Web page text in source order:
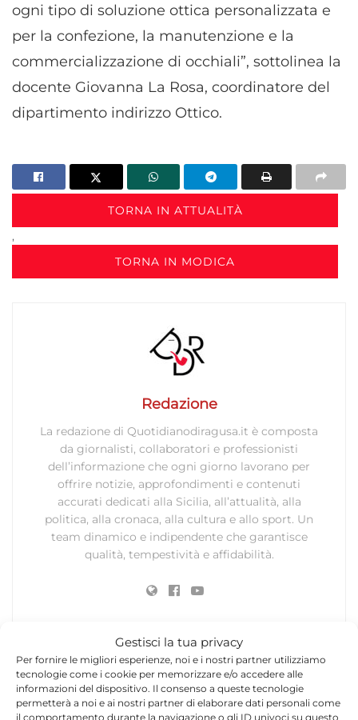
Gestisci la tua privacy
Per fornire le migliori esperienze, noi e i nostri partner utilizziamo
tecnologie come i cookie per memorizzare e/o accedere alle
informazioni del dispositivo. Il consenso a queste tecnologie
permetterà a noi e ai nostri partner di elaborare dati personali come
il comportamento durante la navigazione o gli ID univoci su questo
ogni tipo di soluzione ottica personalizzata e
per la confezione, la manutenzione e la
commercializzazione di occhiali”, sottolinea la
docente Giovanna La Rosa, coordinatore del
dipartimento indirizzo Ottico.
TORNA IN ATTUALITÀ
,
TORNA IN MODICA
Redazione
La redazione di Quotidianodiragusa.it è composta
da giornalisti, collaboratori e professionisti
dell’informazione che ogni giorno lavorano per
offrire notizie, approfondimenti e contenuti
accurati dedicati alla Sicilia, all’attualità, alla
politica, alla cronaca, alla cultura e allo sport. Un
team dinamico e indipendente che garantisce
qualità, tempestività e affidabilità.
Lascia un commento